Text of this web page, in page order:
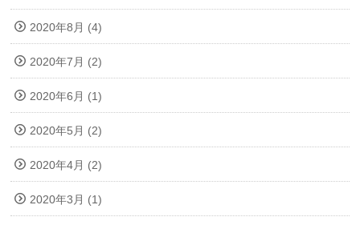
2020年8月 (4)
2020年7月 (2)
2020年6月 (1)
2020年5月 (2)
2020年4月 (2)
2020年3月 (1)